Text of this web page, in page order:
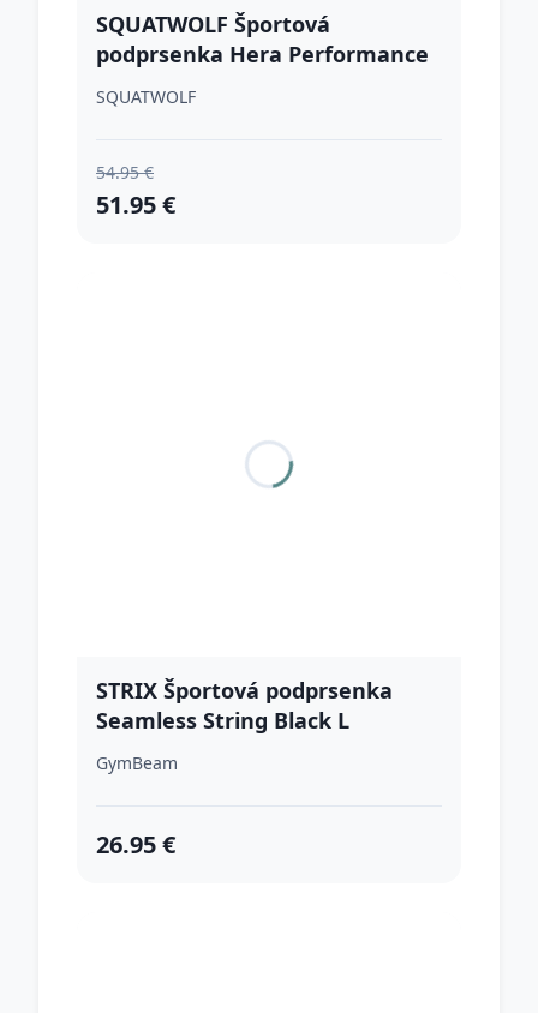
SQUATWOLF Športová
podprsenka Hera Performance
Purple L
SQUATWOLF
54.95 €
51.95 €
STRIX Športová podprsenka
Seamless String Black L
GymBeam
26.95 €